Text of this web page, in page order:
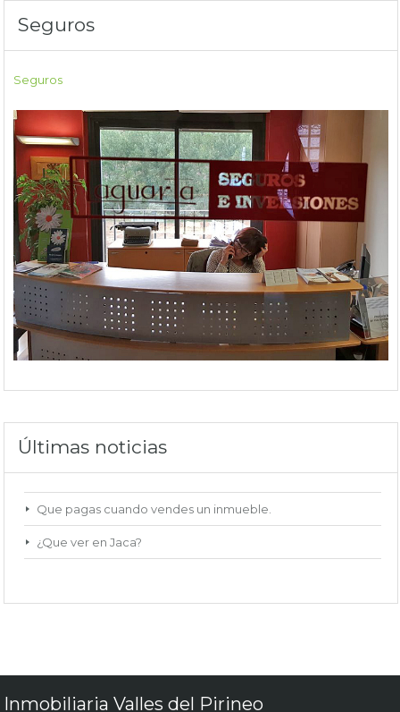
Seguros
Seguros
Últimas noticias
Que pagas cuando vendes un inmueble.
¿Que ver en Jaca?
Inmobiliaria Valles del Pirineo